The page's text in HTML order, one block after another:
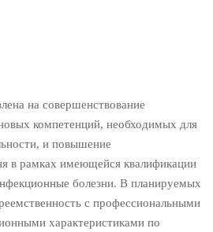
на совершенствование
компетенций, необходимых для
и повышение
в рамках имеющейся квалификации
болезни. В планируемых
с профессиональными
характеристиками по